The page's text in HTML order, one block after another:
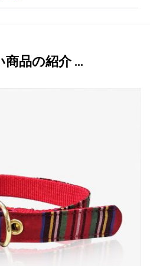
商品の紹介 …